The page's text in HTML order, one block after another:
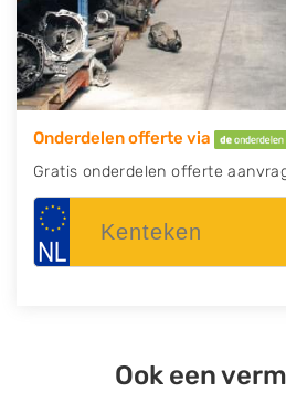
Onderdelen offerte via
Gratis onderdelen offerte
Ook een